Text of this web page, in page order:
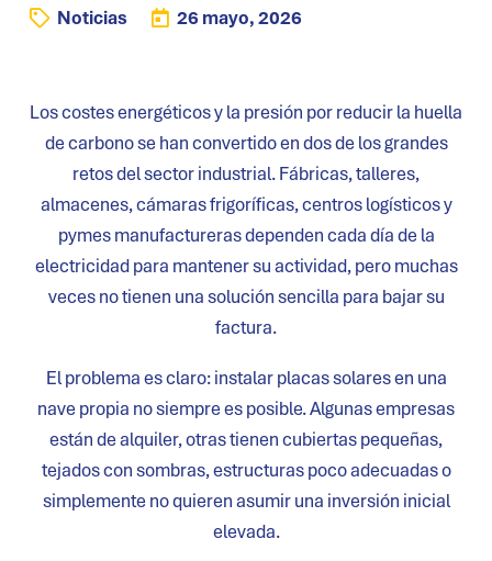
Noticias 26 mayo, 2026
Los costes energéticos y la presión por reducir la huella
de carbono se han convertido en dos de los grandes
retos del sector industrial. Fábricas, talleres,
almacenes, cámaras frigoríficas, centros logísticos y
pymes manufactureras dependen cada día de la
electricidad para mantener su actividad, pero muchas
veces no tienen una solución sencilla para bajar su
factura.
El problema es claro: instalar placas solares en una
nave propia no siempre es posible. Algunas empresas
están de alquiler, otras tienen cubiertas pequeñas,
tejados con sombras, estructuras poco adecuadas o
simplemente no quieren asumir una inversión inicial
elevada.